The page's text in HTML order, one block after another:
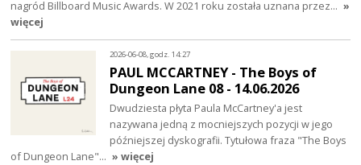
nagród Billboard Music Awards. W 2021 roku została uznana przez… »
więcej
2026-06-08, godz. 14:27
PAUL MCCARTNEY - The Boys of
Dungeon Lane 08 - 14.06.2026
Dwudziesta płyta Paula McCartney'a jest
nazywana jedną z mocniejszych pozycji w jego
późniejszej dyskografii. Tytułowa fraza "The Boys
of Dungeon Lane"… » więcej